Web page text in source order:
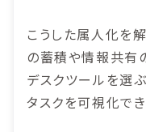
こうした属人化を
の蓄積や情報共有
デスクツールを選
タスクを可視化で